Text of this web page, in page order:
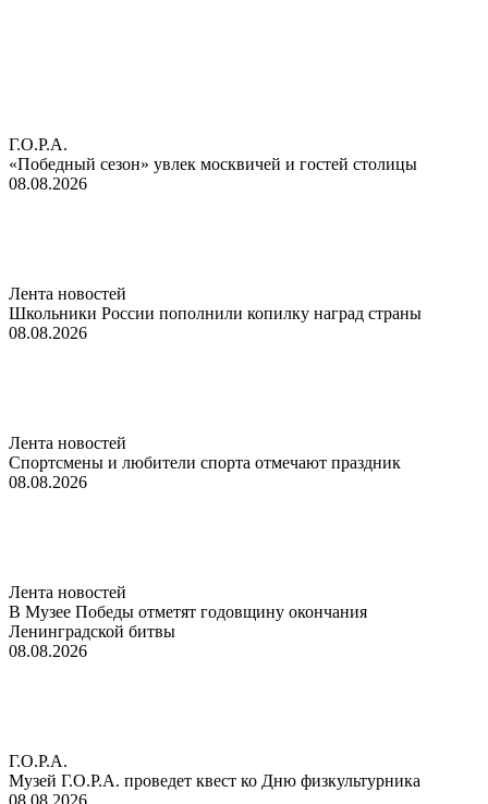
Г.О.Р.А.
«Победный сезон» увлек москвичей и гостей столицы
08.08.2026
Лента новостей
Школьники России пополнили копилку наград страны
08.08.2026
Лента новостей
Спортсмены и любители спорта отмечают праздник
08.08.2026
Лента новостей
В Музее Победы отметят годовщину окончания
Ленинградской битвы
08.08.2026
Г.О.Р.А.
Музей Г.О.Р.А. проведет квест ко Дню физкультурника
08.08.2026